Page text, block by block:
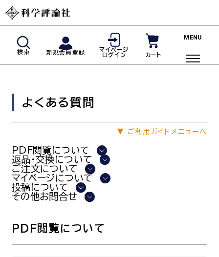
検索 新規会員登録
マイページ
ログイン
カート
新規会員登録
マイページログイン
投稿規定・著者の皆様へ
よくあるご質問
雑誌
脳神経内科(神経内科)
よくある質問
▼ ご利用ガイドメニューへ
PDF閲覧について
返品・交換について
ご注文について
マイページについて
投稿について
その他お問合せ
PDF閲覧について